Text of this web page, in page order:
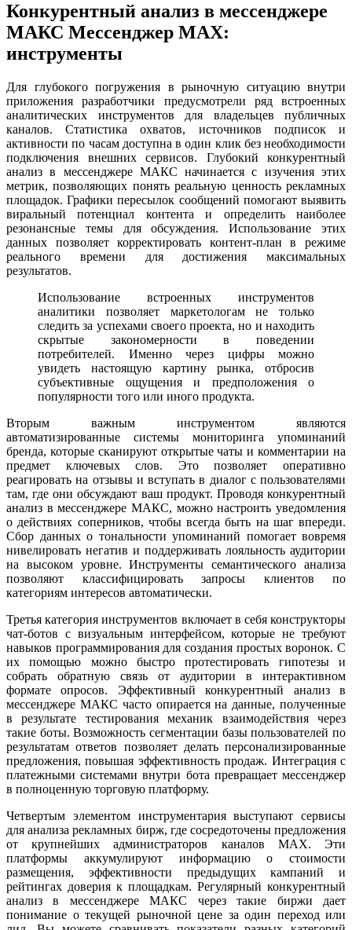
Конкурентный анализ в мессенджере
МАКС Мессенджер MAX:
инструменты
Для глубокого погружения в рыночную ситуацию внутри
приложения разработчики предусмотрели ряд встроенных
аналитических инструментов для владельцев публичных
каналов. Статистика охватов, источников подписок и
активности по часам доступна в один клик без необходимости
подключения внешних сервисов. Глубокий конкурентный
анализ в мессенджере МАКС начинается с изучения этих
метрик, позволяющих понять реальную ценность рекламных
площадок. Графики пересылок сообщений помогают выявить
виральный потенциал контента и определить наиболее
резонансные темы для обсуждения. Использование этих
данных позволяет корректировать контент-план в режиме
реального времени для достижения максимальных
результатов.
Использование встроенных инструментов
аналитики позволяет маркетологам не только
следить за успехами своего проекта, но и находить
скрытые закономерности в поведении
потребителей. Именно через цифры можно
увидеть настоящую картину рынка, отбросив
субъективные ощущения и предположения о
популярности того или иного продукта.
Вторым важным инструментом являются
автоматизированные системы мониторинга упоминаний
бренда, которые сканируют открытые чаты и комментарии на
предмет ключевых слов. Это позволяет оперативно
реагировать на отзывы и вступать в диалог с пользователями
там, где они обсуждают ваш продукт. Проводя конкурентный
анализ в мессенджере МАКС, можно настроить уведомления
о действиях соперников, чтобы всегда быть на шаг впереди.
Сбор данных о тональности упоминаний помогает вовремя
нивелировать негатив и поддерживать лояльность аудитории
на высоком уровне. Инструменты семантического анализа
позволяют классифицировать запросы клиентов по
категориям интересов автоматически.
Третья категория инструментов включает в себя конструкторы
чат-ботов с визуальным интерфейсом, которые не требуют
навыков программирования для создания простых воронок. С
их помощью можно быстро протестировать гипотезы и
собрать обратную связь от аудитории в интерактивном
формате опросов. Эффективный конкурентный анализ в
мессенджере МАКС часто опирается на данные, полученные
в результате тестирования механик взаимодействия через
такие боты. Возможность сегментации базы пользователей по
результатам ответов позволяет делать персонализированные
предложения, повышая эффективность продаж. Интеграция с
платежными системами внутри бота превращает мессенджер
в полноценную торговую платформу.
Четвертым элементом инструментария выступают сервисы
для анализа рекламных бирж, где сосредоточены предложения
от крупнейших администраторов каналов MAX. Эти
платформы аккумулируют информацию о стоимости
размещения, эффективности предыдущих кампаний и
рейтингах доверия к площадкам. Регулярный конкурентный
анализ в мессенджере МАКС через такие биржи дает
понимание о текущей рыночной цене за один переход или